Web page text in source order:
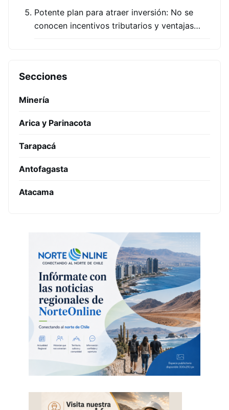
Potente plan para atraer inversión: No se
conocen incentivos tributarios y ventajas…
Secciones
Minería
Arica y Parinacota
Tarapacá
Antofagasta
Atacama